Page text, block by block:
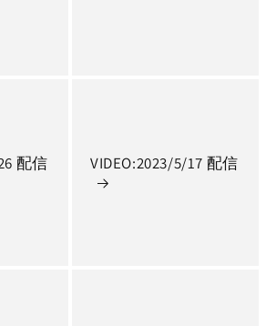
配信 VIDEO:2023/5/17 配信